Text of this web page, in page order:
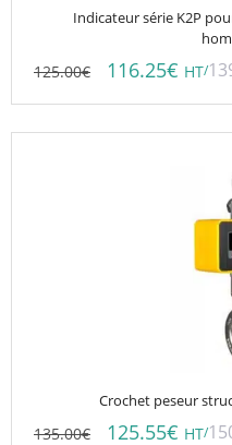
Indicateur série K2P
125.00€ 116.25€ HT/
Crochet peseur
135.00€ 125.55€ HT/